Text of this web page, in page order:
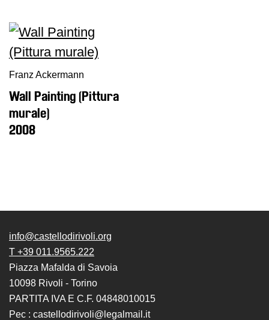
Franz Ackermann
Wall Painting (Pittura
murale)
2008
info@castellodirivoli.org
T +39 011.9565.222
Piazza Mafalda di Savoia
10098 Rivoli - Torino
PARTITA IVA E C.F. 04848010015
Pec : castellodirivoli@legalmail.it